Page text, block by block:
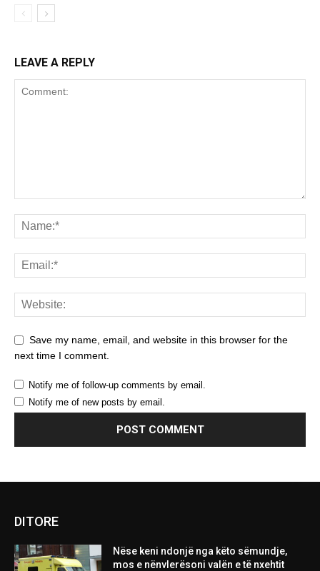
LEAVE A REPLY
Save my name, email, and website in this browser for the
next time I comment.
Notify me of follow-up comments by email.
Notify me of new posts by email.
DITORE
Nëse keni ndonjë nga këto sëmundje,
mos e nënvlerësoni valën e të nxehtit